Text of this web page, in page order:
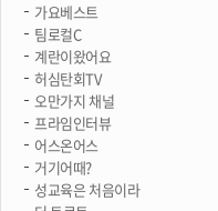
가요베스트
팀로컬C
계란이왔어요
허심탄회TV
오만가지 채널
프라임인터뷰
어스온어스
거기어때?
성교육은 처음이라